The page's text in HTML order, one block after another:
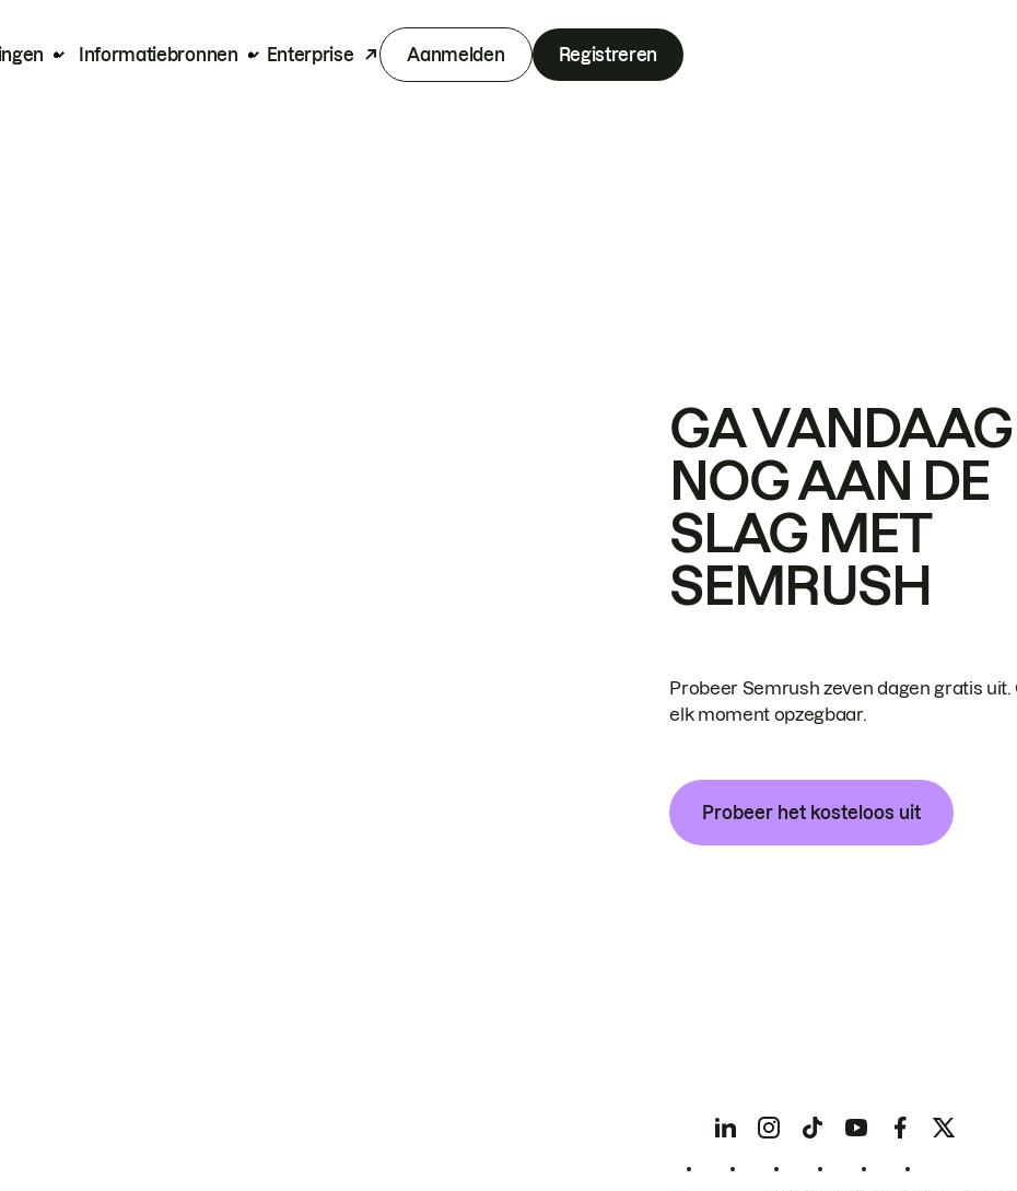
Informatiebronnen Enterprise Aanmelden Registreren
GA VANDAAG
NOG AAN DE
SLAG MET
SEMRUSH
Probeer Semrush zeven dagen gratis uit.
elk moment opzegbaar.
Probeer het kosteloos uit